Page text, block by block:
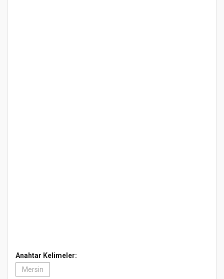
Anahtar Kelimeler:
Mersin